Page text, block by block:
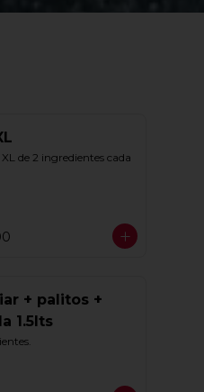
de 2 ingredientes cada
+ palitos +
1.5lts